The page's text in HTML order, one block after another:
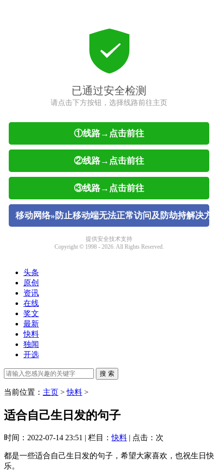
头条
原创
资讯
在线
奖文
最新
快料
独闻
开选
当前位置： 主页 >快料 >
适合自己生日发的句子
时间：2022-07-14 23:51 | 栏目：快料 | 点击： 次
都是一些适合自己生日发的句子，希望大家喜欢，也祝生日快
乐。